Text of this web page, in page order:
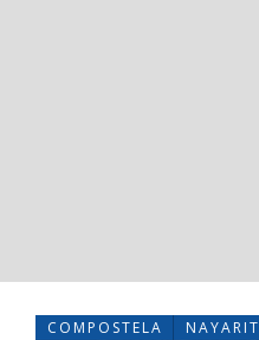
COMPOSTELA NAYARIT